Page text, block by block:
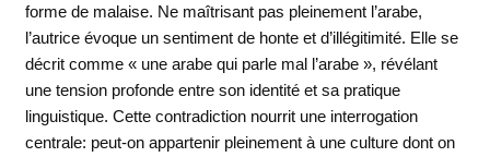
forme de malaise. Ne maîtrisant pas pleinement l’arabe,
l’autrice évoque un sentiment de honte et d’illégitimité. Elle se
décrit comme « une arabe qui parle mal l’arabe », révélant
une tension profonde entre son identité et sa pratique
linguistique. Cette contradiction nourrit une interrogation
centrale: peut-on appartenir pleinement à une culture dont on